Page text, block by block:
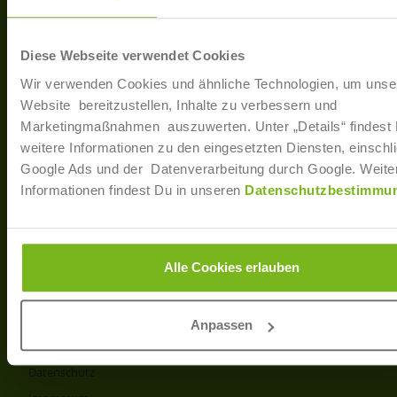
Diese Webseite verwendet Cookies
Wir verwenden Cookies und ähnliche Technologien, um
Website bereitzustellen, Inhalte zu verbessern und
Marketingmaßnahmen auszuwerten. Unter „Details“ findest
weitere Informationen zu den eingesetzten Diensten,
Google Ads und der Datenverarbeitung durch Google.
Informationen findest Du in unseren
Alle Cookies erlauben
Anpassen
40233 Düsseldorf
T: +49 (0)211 / 866 68 - 13
E-Mail: info@joborama.de
Über Uns
Veranstaltungen
Ansprechpartner
Partner
Produkt- und Preisliste
Disclaimer